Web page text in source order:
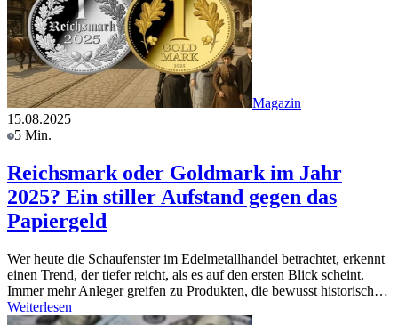
Magazin
15.08.2025
5 Min.
Reichsmark oder Goldmark im Jahr
2025? Ein stiller Aufstand gegen das
Papiergeld
Wer heute die Schaufenster im Edelmetallhandel betrachtet, erkennt
einen Trend, der tiefer reicht, als es auf den ersten Blick scheint.
Immer mehr Anleger greifen zu Produkten, die bewusst historisch…
Weiterlesen